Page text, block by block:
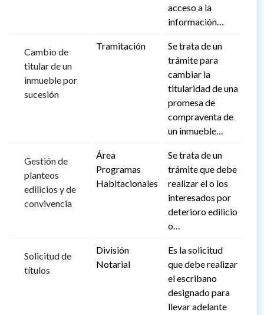
acceso a la
información…
Cambio de
titular de un
inmueble por
sucesión
Tramitación
Se trata de un
trámite para
cambiar la
titularidad de una
promesa de
compraventa de
un inmueble…
Gestión de
planteos
edilicios y de
convivencia
Área
Programas
Habitacionales
Se trata de un
trámite que debe
realizar el o los
interesados por
deterioro edilicio
o…
Solicitud de
títulos
División
Notarial
Es la solicitud
que debe realizar
el escribano
designado para
llevar adelante